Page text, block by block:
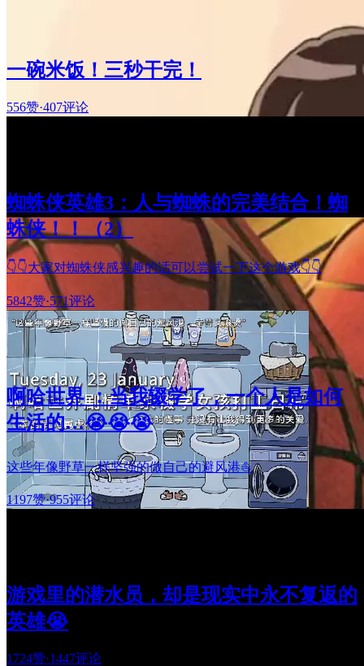
一碗米饭！三秒干完！
556赞·407评论
蜘蛛侠英雄3：人与蜘蛛的完美结合！蜘
蛛侠！！（2）
👇👇大家对蜘蛛侠感兴趣的话可以尝试一下这个游戏👇👇
5842赞·571评论
啊哈世界 ：当我辍学了，一个人是如何
生活的…😭😭😭
这些年像野草一样坚强的做自己的避风港⛵
1197赞·955评论
游戏里的潜水员，却是现实中永不复返的
英雄😭
1724赞·1447评论